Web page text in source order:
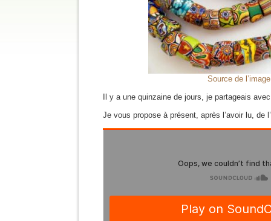
Source de l’image
Il y a une quinzaine de jours, je partageais
Je vous propose à présent, après l’avoir lu, de